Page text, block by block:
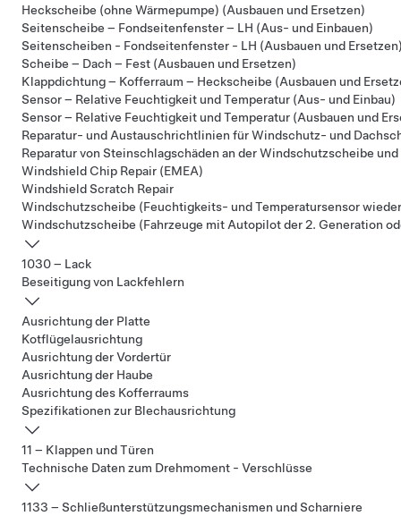
Heckscheibe (ohne Wärmepumpe) (Ausbauen und Ersetzen)
Seitenscheibe – Fondseitenfenster – LH (Aus- und Einbauen)
Seitenscheiben - Fondseitenfenster - LH (Ausbauen und
Scheibe – Dach – Fest (Ausbauen und Ersetzen)
Klappdichtung – Kofferraum – Heckscheibe (Ausbauen und
Sensor – Relative Feuchtigkeit und Temperatur (Aus- und Einbau)
Sensor – Relative Feuchtigkeit und Temperatur (Ausbauen und
Reparatur- und Austauschrichtlinien für Windschutz- und
Reparatur von Steinschlagschäden an der Windschutzscheibe
Windshield Chip Repair (EMEA)
Windshield Scratch Repair
Windschutzscheibe (Feuchtigkeits- und Temperatursensor
Windschutzscheibe (Fahrzeuge mit Autopilot der 2. Generation
1030 – Lack
Beseitigung von Lackfehlern
Ausrichtung der Platte
Kotflügelausrichtung
Ausrichtung der Vordertür
Ausrichtung der Haube
Ausrichtung des Kofferraums
Spezifikationen zur Blechausrichtung
11 – Klappen und Türen
Technische Daten zum Drehmoment - Verschlüsse
1133 – Schließunterstützungsmechanismen und Scharniere